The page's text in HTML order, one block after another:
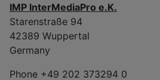
IMP InterMediaPro e.K.
Starenstraße 94
42389 Wuppertal
Germany
Phone +49 202 373294 0